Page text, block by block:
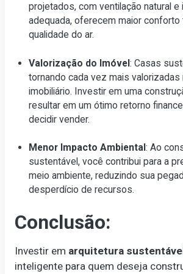
projetados, com ventilação natural e
adequada, oferecem maior conforto
qualidade do ar.
Valorização do Imóvel: Casas
tornando cada vez mais valorizadas
imobiliário. Investir em uma
resultar em um ótimo retorno
decidir vender.
Menor Impacto Ambiental: Ao
sustentável, você contribui para a
meio ambiente, reduzindo sua
desperdício de recursos.
Conclusão:
Investir em arquitetura
inteligente para quem deseja